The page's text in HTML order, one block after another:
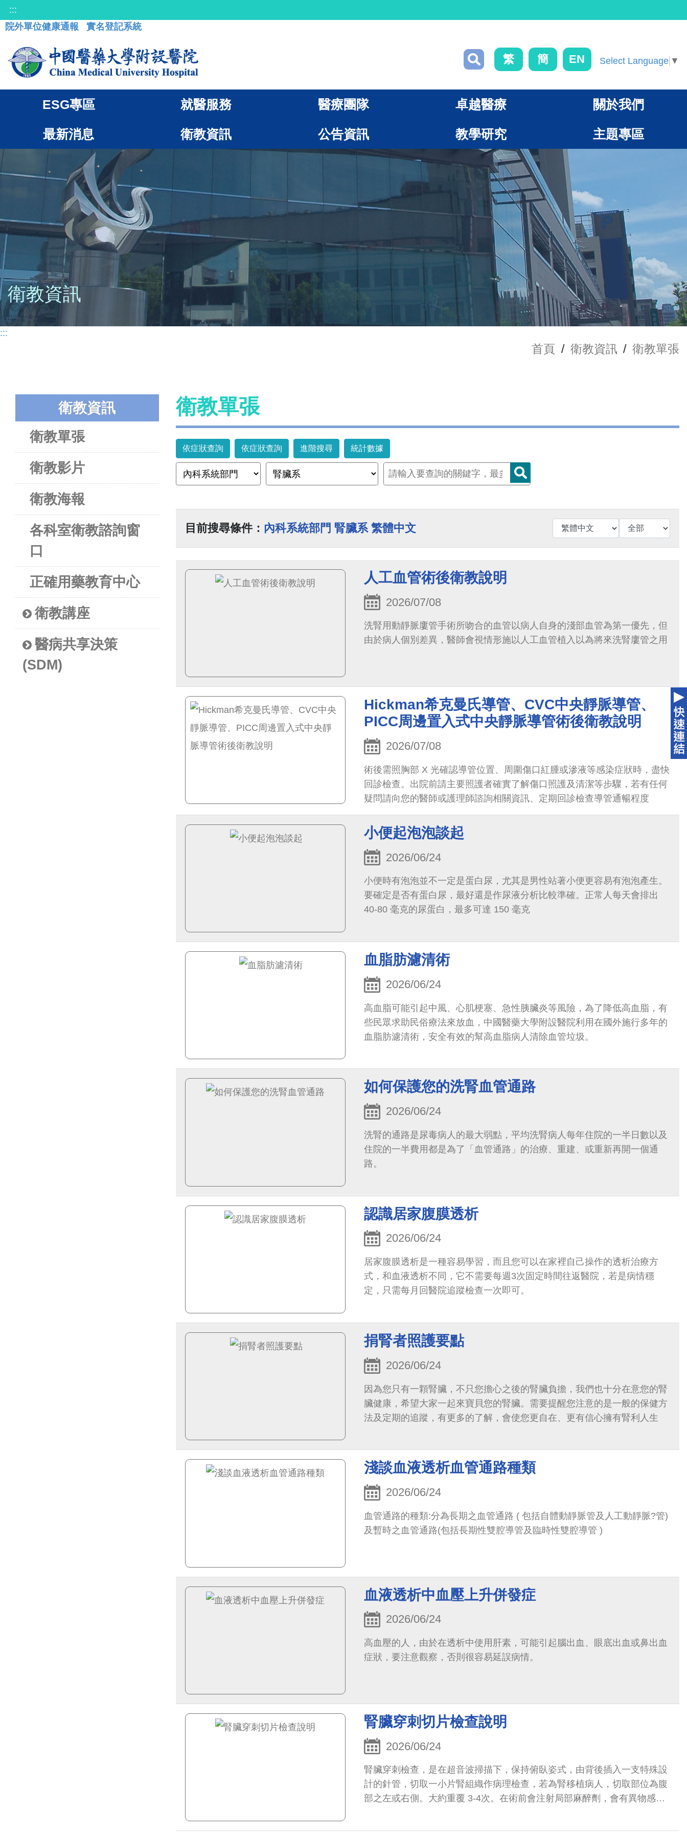
:::
院外單位健康通報
實名登記系統
繁 簡 EN Select Language ▼
ESG專區 就醫服務 醫療團隊 卓越醫療 關於我們
最新消息 衛教資訊 公告資訊 教學研究 主題專區
衛教資訊
:::
首頁 / 衛教資訊 / 衛教單張
衛教資訊
衛教單張
衛教影片
衛教海報
各科室衛教諮詢窗
口
正確用藥教育中心
衛教講座
醫病共享決策
(SDM)
衛教單張
依症狀查詢 依症狀查詢 進階搜尋 統計數據
目前搜尋條件： 內科系統部門 腎臟系 繁體中文
人工血管術後衛教說明
2026/07/08
洗腎用動靜脈廔管手術所吻合的血管以病人自身的淺部血管為第一優先，但
由於病人個別差異，醫師會視情形施以人工血管植入以為將來洗腎廔管之用
Hickman希克曼氏導管、CVC中央靜脈導管、
PICC周邊置入式中央靜脈導管術後衛教說明
2026/07/08
術後需照胸部 X 光確認導管位置、周圍傷口紅腫或滲液等感染症狀時，盡快
回診檢查。出院前請主要照護者確實了解傷口照護及清潔等步驟，若有任何
疑問請向您的醫師或護理師諮詢相關資訊、定期回診檢查導管通暢程度
小便起泡泡談起
2026/06/24
小便時有泡泡並不一定是蛋白尿，尤其是男性站著小便更容易有泡泡產生。
要確定是否有蛋白尿，最好還是作尿液分析比較準確。正常人每天會排出
40-80 毫克的尿蛋白，最多可達 150 毫克
血脂肪濾清術
2026/06/24
高血脂可能引起中風、心肌梗塞、急性胰臟炎等風險，為了降低高血脂，有
些民眾求助民俗療法來放血，中國醫藥大學附設醫院利用在國外施行多年的
血脂肪濾清術，安全有效的幫高血脂病人清除血管垃圾。
如何保護您的洗腎血管通路
2026/06/24
洗腎的通路是尿毒病人的最大弱點，平均洗腎病人每年住院的一半日數以及
住院的一半費用都是為了「血管通路」的治療、重建、或重新再開一個通
路。
認識居家腹膜透析
2026/06/24
居家腹膜透析是一種容易學習，而且您可以在家裡自己操作的透析治療方
式，和血液透析不同，它不需要每週3次固定時間往返醫院，若是病情穩
定，只需每月回醫院追蹤檢查一次即可。
捐腎者照護要點
2026/06/24
因為您只有一顆腎臟，不只您擔心之後的腎臟負擔，我們也十分在意您的腎
臟健康，希望大家一起來寶貝您的腎臟。需要提醒您注意的是一般的保健方
法及定期的追蹤，有更多的了解，會使您更自在、更有信心擁有腎利人生
淺談血液透析血管通路種類
2026/06/24
血管通路的種類:分為長期之血管通路 ( 包括自體動靜脈管及人工動靜脈?管)
及暫時之血管通路(包括長期性雙腔導管及臨時性雙腔導管 )
血液透析中血壓上升併發症
2026/06/24
高血壓的人，由於在透析中使用肝素，可能引起腦出血、眼底出血或鼻出血
症狀，要注意觀察，否則很容易延誤病情。
腎臟穿刺切片檢查說明
2026/06/24
腎臟穿刺檢查，是在超音波掃描下，保持俯臥姿式，由背後插入一支特殊設
計的針管，切取一小片腎組織作病理檢查，若為腎移植病人，切取部位為腹
部之左或右側。大約重覆 3-4次。在術前會注射局部麻醉劑，會有異物感，